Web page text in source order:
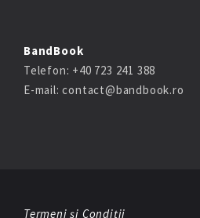
BandBook
Telefon: +40 723 241 388
E-mail: contact@bandbook.ro
Termeni și Condiții